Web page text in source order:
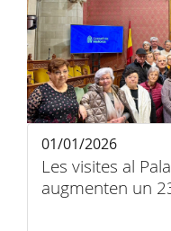
Les visites al
augmenten un
01/01/2026